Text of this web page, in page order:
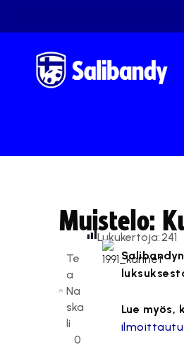
Muistelo:
Te
a
Na
ska
li
0
Lukukertoja:241
Lue myös,